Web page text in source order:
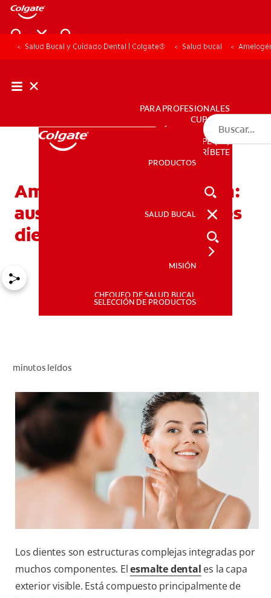
PRODUCTOS
PARA PROFESIONALES
DÓNDE COMPRAR
SUSCRÍBETE
PARA PROFESIONALES
CUPONES
DÓNDE COMPRAR
PE (ES)
SUSCRÍBETE
PRODUCTOS
SALUD BUCAL
MISIÓN
CHEQUEO DE SALUD BUCAL
SELECCIÓN DE PRODUCTOS
Salud Bucal y Cuidado Dental | Colgate® Salud bucal
Amelogénesis imperfecta:
ausencia de esmalte en los
dientes
minutos leídos
Los dientes son estructuras complejas integradas por
muchos componentes. Elesmalte dental es la capa
exterior visible. Está compuesto principalmente de